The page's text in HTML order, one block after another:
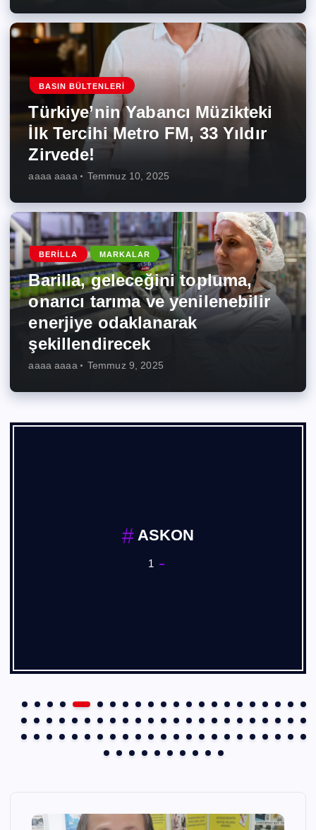
BASIN BÜLTENLERI
Türkiye’nin Yabancı Müzikteki
İlk Tercihi Metro FM, 33 Yıldır
Zirvede!
aaaa aaaa Temmuz 10, 2025
BERILLA MARKALAR
Barilla, geleceğini topluma,
onarıcı tarıma ve yenilenebilir
enerjiye odaklanarak
şekillendirecek
aaaa aaaa Temmuz 9, 2025
ASKON
1